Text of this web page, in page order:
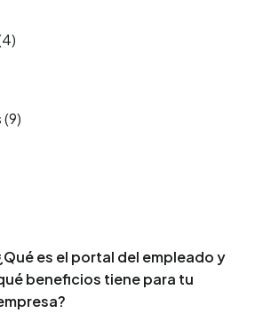
(9)
es el portal del empleado y
beneficios tiene para tu